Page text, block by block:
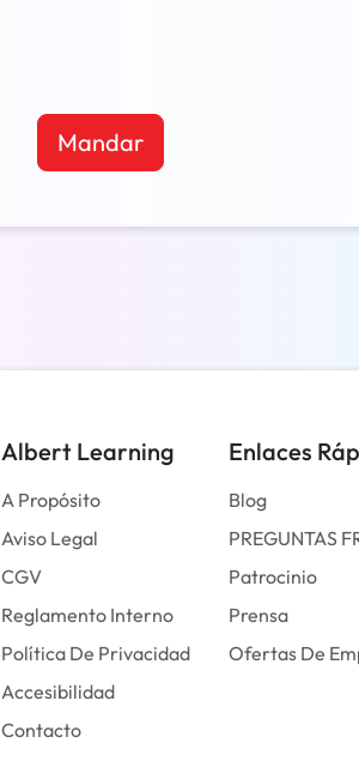
Mandar
Albert Learning
A Propósito
Aviso Legal
CGV
Reglamento Interno
Política De Privacidad
Accesibilidad
Contacto
Enlaces
Blog
PREGUNTAS
Patrocinio
Prensa
Ofertas De